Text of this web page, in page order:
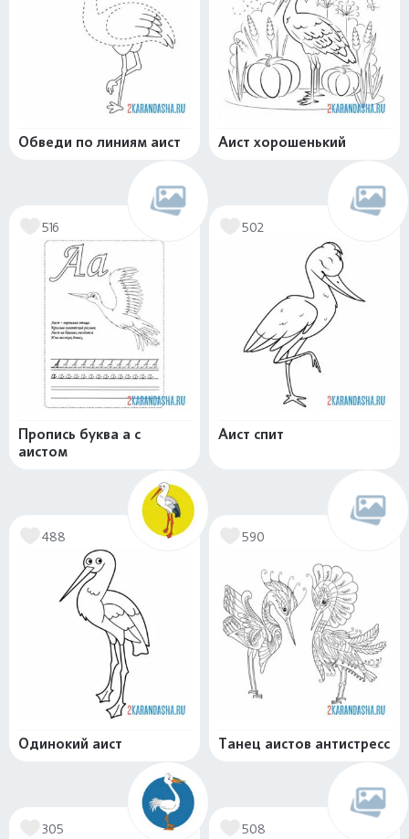
Обведи по линиям аист Аист хорошенький
516
Пропись буква а с
аистом
502
Аист спит
488
Одинокий аист
590
Танец аистов антистресс
305 508